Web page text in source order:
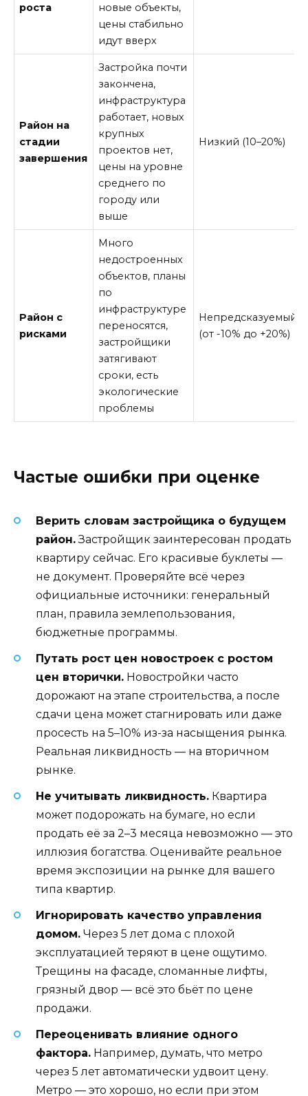
роста
новые объекты,
цены стабильно
идут вверх
Район на
стадии
завершения
Застройка почти
закончена,
инфраструктура
работает, новых
крупных
проектов нет,
цены на уровне
среднего по
городу или
выше
Низкий (10–20%)
Район с
рисками
Много
недостроенных
объектов, планы
по
инфраструктуре
переносятся,
застройщики
затягивают
сроки, есть
экологические
проблемы
Непредсказуемый
(от -10% до +20%)
Частые ошибки при оценке
Верить словам застройщика о будущем
район.Застройщик заинтересован продать
квартиру сейчас. Его красивые буклеты —
не документ. Проверяйте всё через
официальные источники: генеральный
план, правила землепользования,
бюджетные программы.
Путать рост цен новостроек с ростом
цен вторички. Новостройки часто
дорожают на этапе строительства, а после
сдачи цена может стагнировать или даже
просесть на 5–10% из-за насыщения рынка.
Реальная ликвидность — на вторичном
рынке.
Не учитывать ликвидность. Квартира
может подорожать на бумаге, но если
продать её за 2–3 месяца невозможно — это
иллюзия богатства. Оценивайте реальное
время экспозиции на рынке для вашего
типа квартир.
Игнорировать качество управления
домом. Через 5 лет дома с плохой
эксплуатацией теряют в цене ощутимо.
Трещины на фасаде, сломанные лифты,
грязный двор — всё это бьёт по цене
продажи.
Переоценивать влияние одного
фактора. Например, думать, что метро
через 5 лет автоматически удвоит цену.
Метро — это хорошо, но если при этом